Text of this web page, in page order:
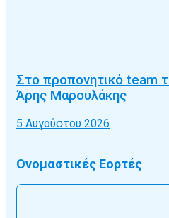
Στο προπονητικό team
Άρης Μαρουλάκης
5 Αυγούστου 2026
Ονομαστικές Εορτές